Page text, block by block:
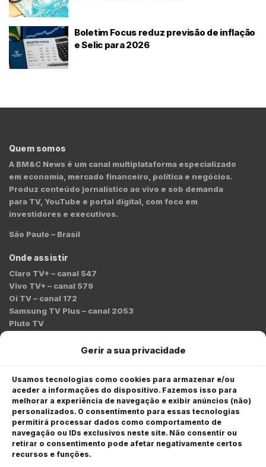
Gerir a sua privacidade
Usamos tecnologias como cookies para armazenar e/ou
aceder a informações do dispositivo. Fazemos isso para
melhorar a experiência de navegação e exibir anúncios (não)
personalizados. O consentimento para essas tecnologias
permitirá processar dados como comportamento de
navegação ou IDs exclusivos neste site. Não consentir ou
retirar o consentimento pode afetar negativamente certos
recursos e funções.
Boletim Focus reduz previsão de inflação
e Selic para 2026
Quem somos
A BM&C News é um canal multiplataforma especializado
em economia, mercado financeiro, política e negócios.
Produz conteúdo jornalístico ao vivo e sob demanda
para TV, YouTube e portal digital, com foco em
investidores e executivos.
São Paulo – Brasil
Onde assistir
Claro TV+ – canal 547
Vivo TV+ – canal 579
Oi TV – canal 172
Samsung TV Plus – canal 2053
Pluto TV
redacao@bmcnews.com.br
Comercial:
comercial@bmcnews.com.br
Anuncie na BM&C News
A BM&C News conecta marcas a milhões de investidores
através de TV, YouTube e plataformas digitais.